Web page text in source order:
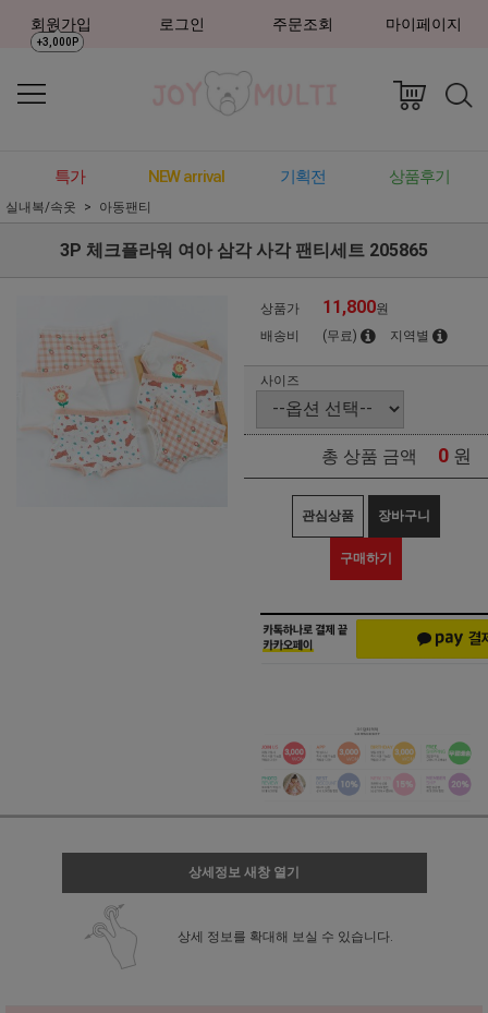
회원가입
+3,000P
로그인 주문조회 마이페이지
특가 NEW arrival 기획전 상품후기
실내복/속옷 아동팬티
3P 체크플라워 여아 삼각 사각 팬티세트 205865
상품가 11,800원
배송비
(무료) 지역별
사이즈
총 상품 금액 0 원
관심상품 장바구니
구매하기
상세정보 새창 열기
상세 정보를 확대해 보실 수 있습니다.